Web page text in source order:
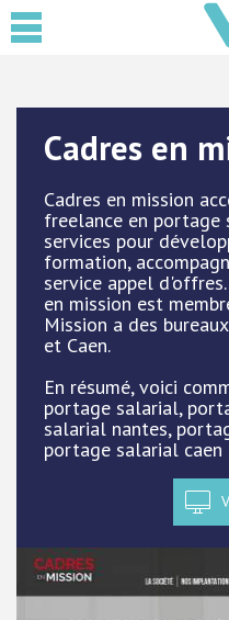
Cadres en
Cadres en mission
freelance en portage
services pour
formation,
service appel
en mission est
Mission a des
et Caen.
En résumé, voici
portage salarial,
salarial nantes,
portage salarial caen